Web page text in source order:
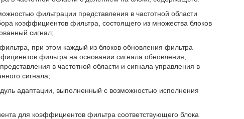
фильтрации представления в частотной области
коэффициентов фильтра, состоящего из множества блоков
сигнал;
при этом каждый из блоков обновления фильтра
фильтра на основании сигнала обновления,
в частотной области и сигнала управления в
сигнала;
адаптации, выполненный с возможностью исполнения
для коэффициентов фильтра соответствующего блока